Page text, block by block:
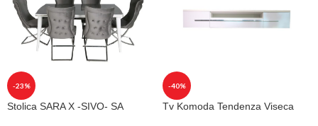
-23%
Stolica SARA X -SIVO- SA
-40%
Tv Komoda Tendenza Viseca